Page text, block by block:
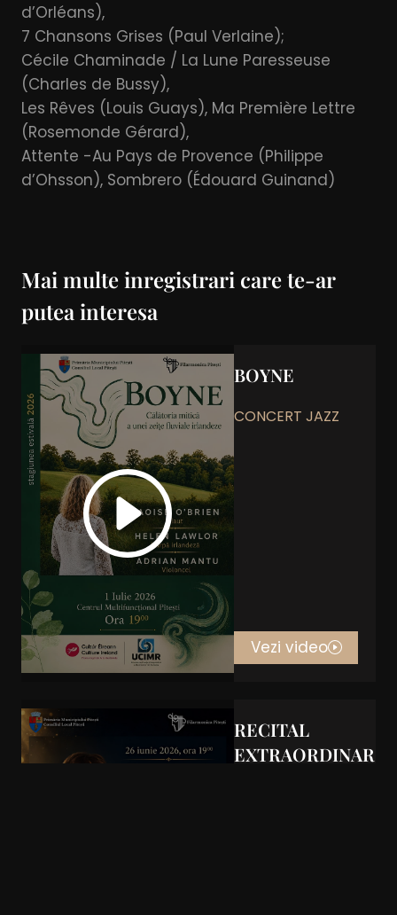
d’Orléans),
7 Chansons Grises (Paul Verlaine);
Cécile Chaminade / La Lune Paresseuse
(Charles de Bussy),
Les Rêves (Louis Guays), Ma Première Lettre
(Rosemonde Gérard),
Attente -Au Pays de Provence (Philippe
d’Ohsson), Sombrero (Édouard Guinand)
Mai multe inregistrari care te-ar
putea interesa
BOYNE
CONCERT JAZZ
Vezi video
RECITAL
EXTRAORDINAR